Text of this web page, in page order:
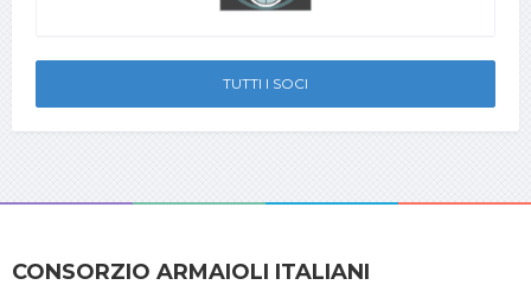
TUTTI I SOCI
CONSORZIO ARMAIOLI ITALIANI